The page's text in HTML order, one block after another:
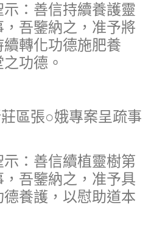
：善信持續養護靈
吾鑒納之，准予將
轉化功德施肥養
功德。
區張○娥專案呈疏事
：善信續植靈樹第
吾鑒納之，准予具
養護，以慰助道本